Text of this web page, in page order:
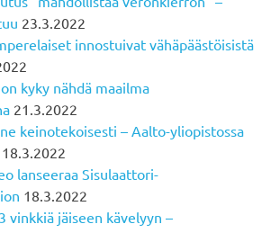
23.3.2022
innostuivat vähäpäästöisistä
kyky nähdä maailma
21.3.2022
keinotekoisesti – Aalto-yliopistossa
18.3.2022
lanseeraa Sisulaattori-
18.3.2022
vinkkiä jäiseen kävelyyn –